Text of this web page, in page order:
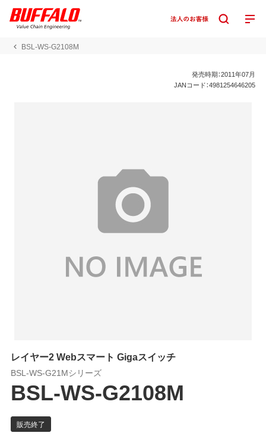
BSL-WS-G2108M
発売時期：2011年07月
JANコード：4981254646205
レイヤー2 Webスマート Gigaスイッチ
BSL-WS-G21Mシリーズ
BSL-WS-G2108M